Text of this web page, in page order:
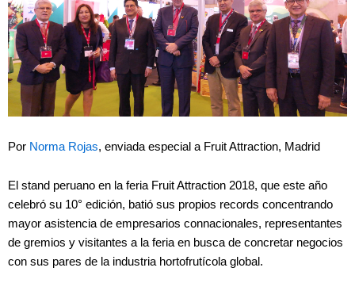
Por Norma Rojas, enviada especial a Fruit Attraction, Madrid
El stand peruano en la feria Fruit Attraction 2018, que este año
celebró su 10° edición, batió sus propios records concentrando
mayor asistencia de empresarios connacionales, representantes
de gremios y visitantes a la feria en busca de concretar negocios
con sus pares de la industria hortofrutícola global.